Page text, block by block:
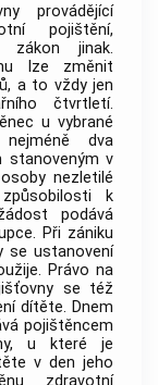
provádějící
pojištění,
zákon jinak.
lze změnit
a to vždy jen
čtvrtletí.
u vybrané
dva
stanoveným v
nezletilé
k
podává
Při zániku
se ustanovení
Právo na
se též
dítěte. Dnem
pojištěncem
u které je
v den jeho
zdravotní